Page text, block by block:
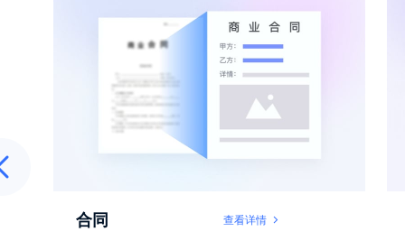
合同 查看详情